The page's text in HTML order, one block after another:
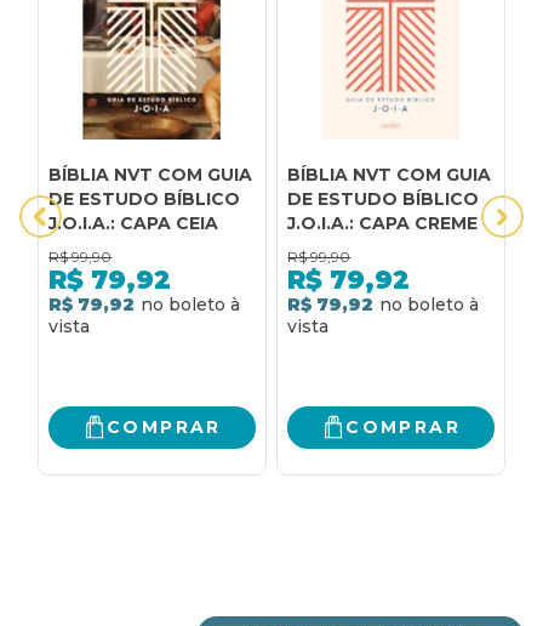
BÍBLIA NVT COM GUIA
DE ESTUDO BÍBLICO
J.O.I.A.: CAPA CEIA
R$ 99,90
R$ 79,92
R$ 79,92
COMPRAR
BÍBLIA NVT COM GUIA
DE ESTUDO BÍBLICO
J.O.I.A.: CAPA CREME
R$ 99,90
R$ 79,92
R$ 79,92
COMPRAR